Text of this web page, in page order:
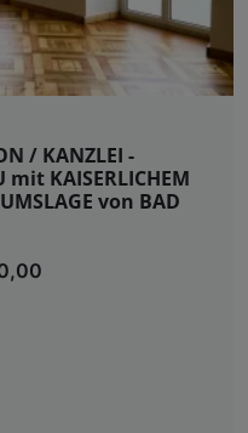
/ KANZLEI -
mit KAISERLICHEM
von BAD